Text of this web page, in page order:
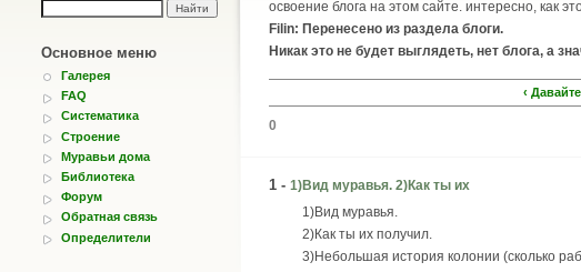
Основное меню
Галерея
FAQ
Систематика
Строение
Муравьи дома
Библиотека
Форум
Обратная связь
Определители
освоение блога на этом сайте. интересно, как
Filin: Перенесено из раздела блоги.
Никак это не будет выглядеть, нет блога, а
‹
0
1 - 1)Вид муравья. 2)Как ты их
1)Вид муравья.
2)Как ты их получил.
3)Небольшая история колонии (сколько